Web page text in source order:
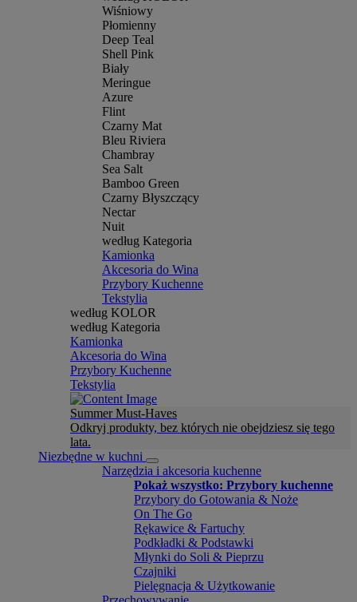
Wiśniowy
Płomienny
Deep Teal
Shell Pink
Biały
Meringue
Azure
Flint
Czarny Mat
Bleu Riviera
Chambray
Sea Salt
Bamboo Green
Czarny Błyszczący
Nectar
Nuit
według Kategoria
Kamionka
Akcesoria do Wina
Przybory Kuchenne
Tekstylia
według KOLOR
według Kategoria
Kamionka
Akcesoria do Wina
Przybory Kuchenne
Tekstylia
Summer Must-Haves
Odkryj produkty, bez których nie obejdziesz się tego
lata.
Niezbędne w kuchni
Narzędzia i akcesoria kuchenne
Pokaż wszystko: Przybory kuchenne
Przybory do Gotowania & Noże
On The Go
Rękawice & Fartuchy
Podkładki & Podstawki
Młynki do Soli & Pieprzu
Czajniki
Pielęgnacja & Użytkowanie